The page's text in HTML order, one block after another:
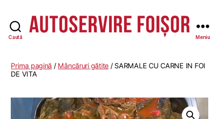
Caută Meniu
Prima pagină / Mâncăruri gătite / SARMALE CU CARNE IN FOI
DE VITA